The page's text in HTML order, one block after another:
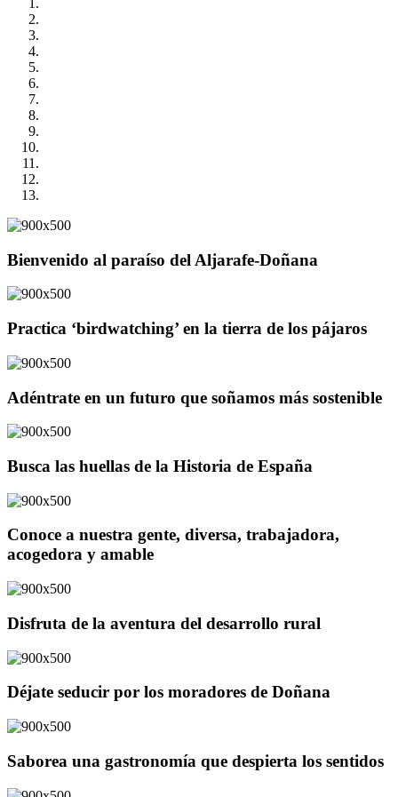
Bienvenido al paraíso del Aljarafe-Doñana
Practica ‘birdwatching’ en la tierra de los pájaros
Adéntrate en un futuro que soñamos más sostenible
Busca las huellas de la Historia de España
Conoce a nuestra gente, diversa, trabajadora,
acogedora y amable
Disfruta de la aventura del desarrollo rural
Déjate seducir por los moradores de Doñana
Saborea una gastronomía que despierta los sentidos